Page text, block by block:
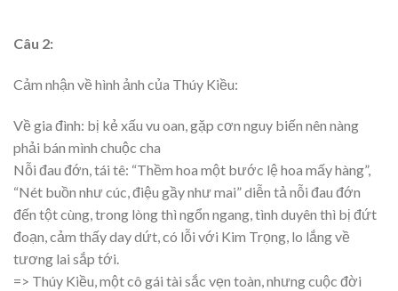
Câu 2:
Cảm nhận về hình ảnh của Thúy Kiều:
Về gia đình: bị kẻ xấu vu oan, gặp cơn nguy biến nên nàng
phải bán mình chuộc cha
Nỗi đau đớn, tái tê: “Thềm hoa một bước lệ hoa mấy hàng”,
“Nét buồn như cúc, điệu gầy như mai” diễn tả nỗi đau đớn
đến tột cùng, trong lòng thì ngổn ngang, tình duyên thì bị đứt
đoạn, cảm thấy day dứt, có lỗi với Kim Trọng, lo lắng về
tương lai sắp tới.
=> Thúy Kiều, một cô gái tài sắc vẹn toàn, nhưng cuộc đời